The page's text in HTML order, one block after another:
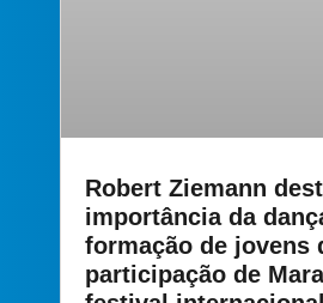
Robert Ziemann
importância da
formação de jovens
participação de